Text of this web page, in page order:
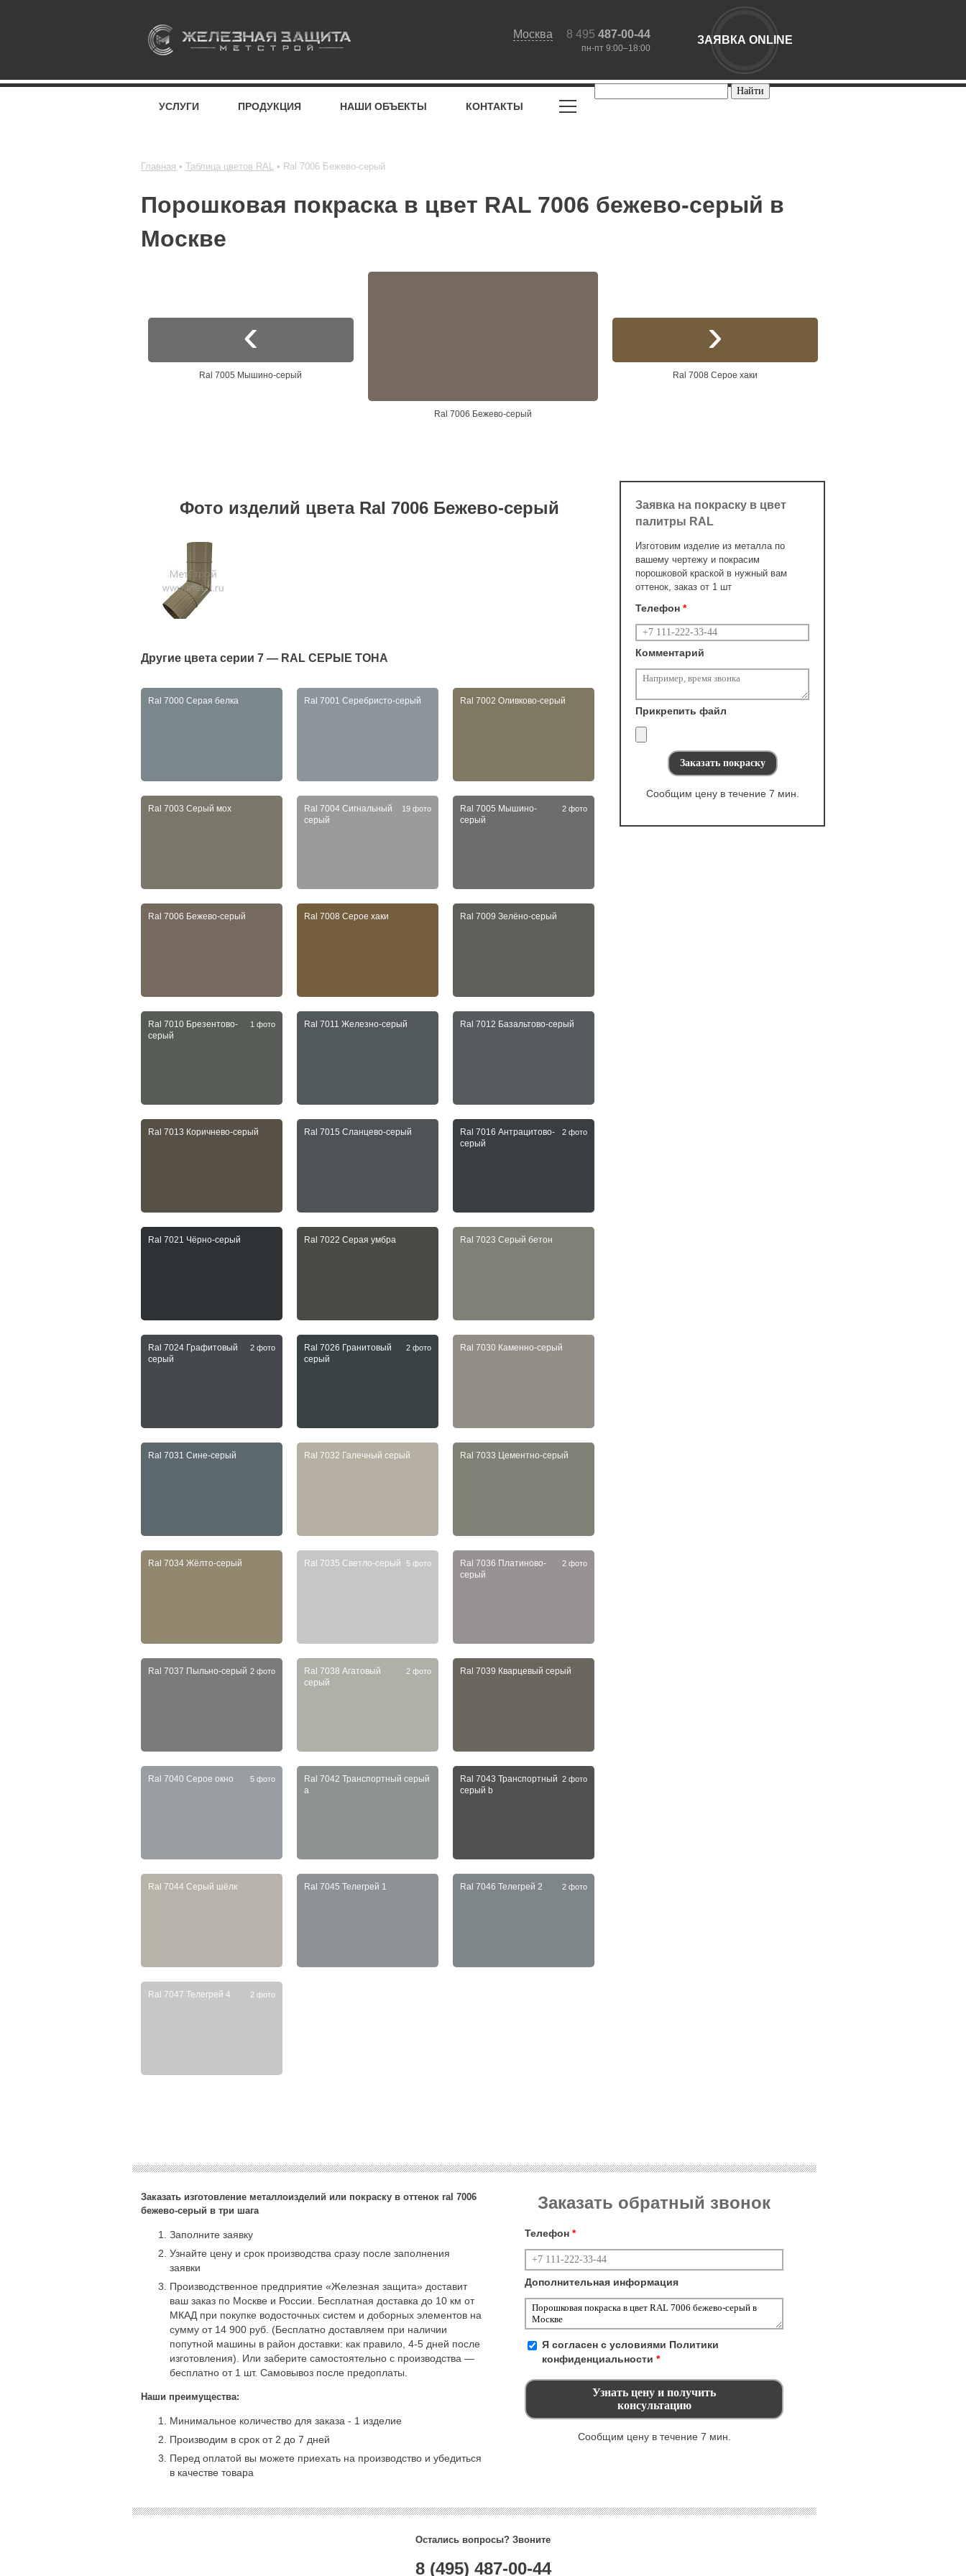
Москва 8 495 487-00-44
пн-пт 9:00–18:00
ЗАЯВКА ONLINE
УСЛУГИ ПРОДУКЦИЯ НАШИ ОБЪЕКТЫ КОНТАКТЫ
Главная Таблица цветов RAL Ral 7006 Бежево-серый
Порошковая покраска в цвет RAL 7006 бежево-серый в
Москве
Ral 7005 Мышино-серый
Ral 7006 Бежево-серый
Ral 7008 Серое хаки
Фото изделий цвета Ral 7006 Бежево-серый
Другие цвета серии 7 — RAL СЕРЫЕ ТОНА
Ral 7000 Серая белка Ral 7001 Серебристо-серый Ral 7002 Оливково-серый
Ral 7003 Серый мох
Ral 7004 Сигнальный
серый
19 фото
Ral 7005 Мышино-
серый
2 фото
Ral 7006 Бежево-серый Ral 7008 Серое хаки Ral 7009 Зелёно-серый
Ral 7010 Брезентово-
серый
1 фото Ral 7011 Железно-серый Ral 7012 Базальтово-серый
Ral 7013 Коричнево-серый Ral 7015 Сланцево-серый
Ral 7016 Антрацитово-
серый
2 фото
Ral 7021 Чёрно-серый Ral 7022 Серая умбра Ral 7023 Серый бетон
Ral 7024 Графитовый
серый
2 фото
Ral 7026 Гранитовый
серый
2 фото Ral 7030 Каменно-серый
Ral 7031 Сине-серый Ral 7032 Галечный серый Ral 7033 Цементно-серый
Ral 7034 Жёлто-серый Ral 7035 Светло-серый 5 фото
Ral 7036 Платиново-
серый
2 фото
Ral 7037 Пыльно-серый 2 фото
Ral 7038 Агатовый
серый
2 фото Ral 7039 Кварцевый серый
Ral 7040 Серое окно 5 фото
Ral 7042 Транспортный серый
a
Ral 7043 Транспортный
серый b
2 фото
Ral 7044 Серый шёлк Ral 7045 Телегрей 1 Ral 7046 Телегрей 2 2 фото
Ral 7047 Телегрей 4 2 фото
Заявка на покраску в цвет
палитры RAL
Изготовим изделие из металла по
вашему чертежу и покрасим
порошковой краской в нужный вам
оттенок, заказ от 1 шт
Телефон*
Комментарий
Прикрепить файл
Сообщим цену в течение 7 мин.
Заказать изготовление металлоизделий или покраску в оттенок ral 7006
бежево-серый в три шага
Заполните заявку
Узнайте цену и срок производства сразу после заполнения
заявки
Производственное предприятие «Железная защита» доставит
ваш заказ по Москве и России. Бесплатная доставка до 10 км от
МКАД при покупке водосточных систем и доборных элементов на
сумму от 14 900 руб. (Бесплатно доставляем при наличии
попутной машины в район доставки: как правило, 4-5 дней после
изготовления). Или заберите самостоятельно с производства —
бесплатно от 1 шт. Самовывоз после предоплаты.
Наши преимущества:
Минимальное количество для заказа - 1 изделие
Производим в срок от 2 до 7 дней
Перед оплатой вы можете приехать на производство и убедиться
в качестве товара
Заказать обратный звонок
Телефон *
Дополнительная информация
Я согласен с условиями Политики
конфиденциальности *
Сообщим цену в течение 7 мин.
Остались вопросы? Звоните
8 (495) 487-00-44